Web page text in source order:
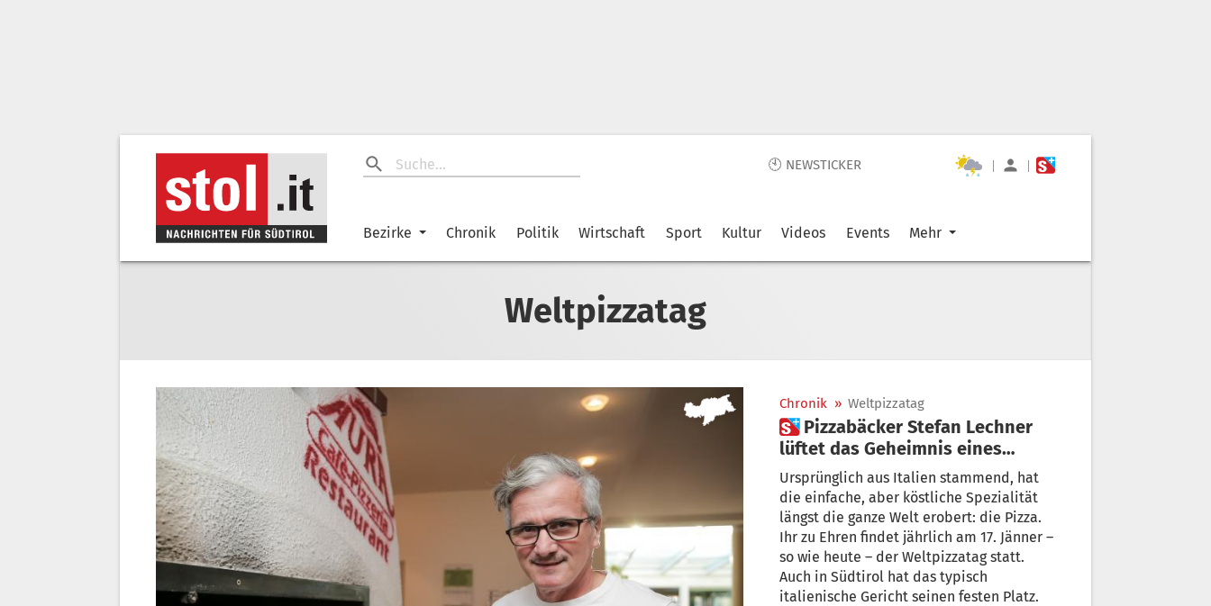
🕙 NEWSTICKER | |
Bezirke Chronik Politik Wirtschaft Sport Kultur Videos Events Mehr
Weltpizzatag
Chronik » Weltpizzatag
 Pizzabäcker Stefan Lechner
lüftet das Geheimnis eines
Kultgerichts
Ursprünglich aus Italien stammend, hat
die einfache, aber köstliche Spezialität
längst die ganze Welt erobert: die Pizza.
Ihr zu Ehren findet jährlich am 17. Jänner –
so wie heute – der Weltpizzatag statt.
Auch in Südtirol hat das typisch
italienische Gericht seinen festen Platz.